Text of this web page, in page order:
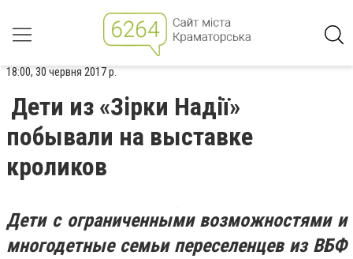
18:00, 30 червня 2017 р.
Дети из «Зірки Надії»
побывали на выставке
кроликов
Дети с ограниченными возможностями и
многодетные семьи переселенцев из ВБФ